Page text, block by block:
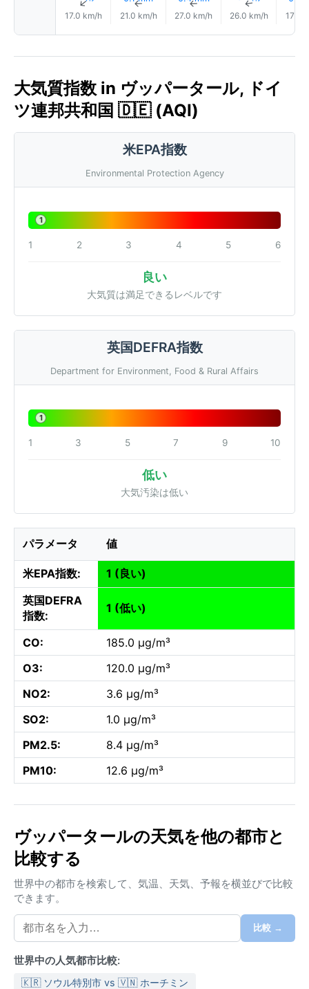
↑
17.0 km/h
↑
21.0 km/h
↑
27.0 km/h
↑
26.0 km/h 17.0
大気質指数 in ヴッパータール, ドイ
ツ連邦共和国 🇩🇪 (AQI)
米EPA指数
Environmental Protection Agency
1
1 2 3 4 5 6
良い
大気質は満足できるレベルです
英国DEFRA指数
Department for Environment, Food & Rural Affairs
1
1 3 5 7 9 10
低い
大気汚染は低い
パラメータ 値
米EPA指数:
1 (良い)
英国DEFRA
指数:
1 (低い)
CO:
185.0 µg/m³
O3:
120.0 µg/m³
NO2:
3.6 µg/m³
SO2:
1.0 µg/m³
PM2.5:
8.4 µg/m³
PM10:
12.6 µg/m³
ヴッパータールの天気を他の都市と
比較する
世界中の都市を検索して、気温、天気、予報を横並びで比較
できます。
比較 →
世界中の人気都市比較:
🇰🇷 ソウル特別市 vs 🇻🇳 ホーチミン